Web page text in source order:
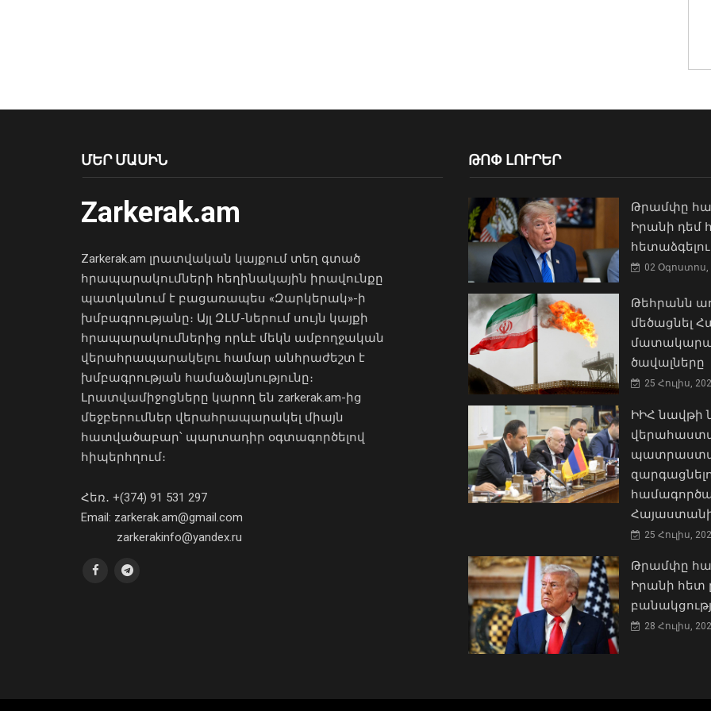
ՄԵՐ ՄԱՍԻՆ
Zarkerak.am
Zarkerak.am լրատվական կայքում տեղ գտած
հրապարակումների հեղինակային իրավունքը
պատկանում է բացառապես «Զարկերակ»-ի
խմբագրությանը։ Այլ ԶԼՄ-ներում սույն կայքի
հրապարակումներից որևէ մեկն ամբողջական
վերահրապարակելու համար անհրաժեշտ է
խմբագրության համաձայնությունը։
Լրատվամիջոցները կարող են zarkerak.am-ից
մեջբերումներ վերահրապարակել միայն
հատվածաբար՝ պարտադիր օգտագործելով
հիպերհղում։
Հեռ․ +(374) 91 531 297
Email: zarkerak.am@gmail.com
zarkerakinfo@yandex.ru
ԹՈՓ ԼՈՒՐԵՐ
Թրամփը
Իրանի դեմ
02 Օգոստոս,
Թեհրանն
մեծացնել
ծավալները
25 Հուլիս,
ԻԻՀ
25 Հուլիս,
Թրամփը
Իրանի հետ
28 Հուլիս,